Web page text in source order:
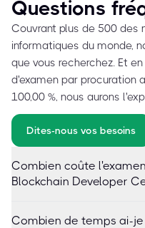
Questions
Couvrant plus de 500
informatiques du monde,
que vous recherchez. Et
d'examen par procuration
100,00 %, nous aurons
Dites-nous vos besoins
Combien coûte
Blockchain Developer
Combien de temps ai-